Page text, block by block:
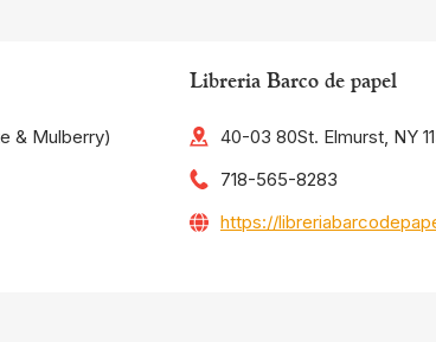
& Mulberry)
Libreria Barco de papel
40-03 80St. Elmurst, NY
718-565-8283
https://